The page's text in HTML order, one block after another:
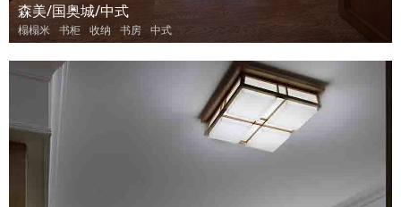
森美/国奥城/中式
榻榻米 书柜 收纳 书房 中式